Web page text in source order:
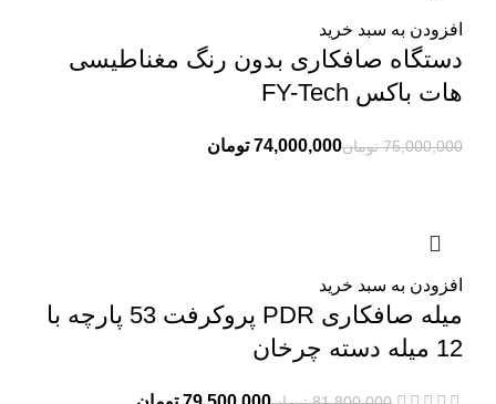
افزودن به سبد خرید
دستگاه صافکاری بدون رنگ مغناطیسی
هات باکس FY-Tech
75,000,000 تومان74,000,000 تومان
افزودن به سبد خرید
میله صافکاری PDR پروکرفت 53 پارچه با
12 میله دسته چرخان